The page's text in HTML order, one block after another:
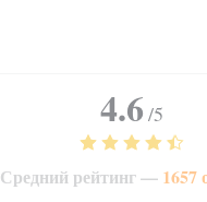
4.6 /5
Средний рейтинг — 1657